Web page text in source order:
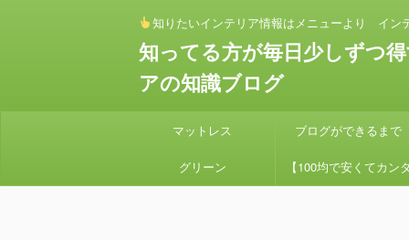
知りたいインテリア情報はメニューより イン
知ってる方が毎日少しずつ
アの知識ブログ
マットレス ブログができるまで
グリーン 【100均で安くてカン